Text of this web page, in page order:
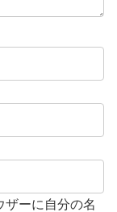
ザーに自分の名